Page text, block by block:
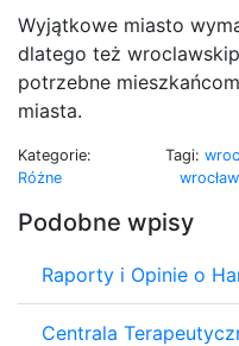
Wyjątkowe miasto
dlatego też
potrzebne
miasta.
Kategorie:
Różne
Tagi:
Podobne wpisy
Raporty i Opinie o
Centrala